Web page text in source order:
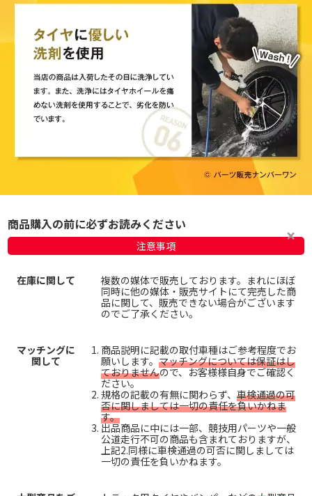
商品購入の前に必ずお読みください
注意事項
在庫に関して
複数の媒体で販売しております。まれにほぼ
同時に他の媒体・販売サイトにて完売した商
品に関して、販売できない場合がございます
のでご了承ください。
マッチングに
関して
商品説明に記載の取付車種はご参考程度でお
願いします。 マッチングについては保証はし
ておりませんので、お客様様自身でご確認く
ださい。
規格の記載の有無に関わらず、 車検通過の可
否に関しましては一切の責任を負いかねま
す。
出品商品に中には一部、競技用パーツや一般
公道走行不可の商品も含まれておりますが、
上記2.同様に車検通過の可否に関しましては
一切の責任を負いかねます。